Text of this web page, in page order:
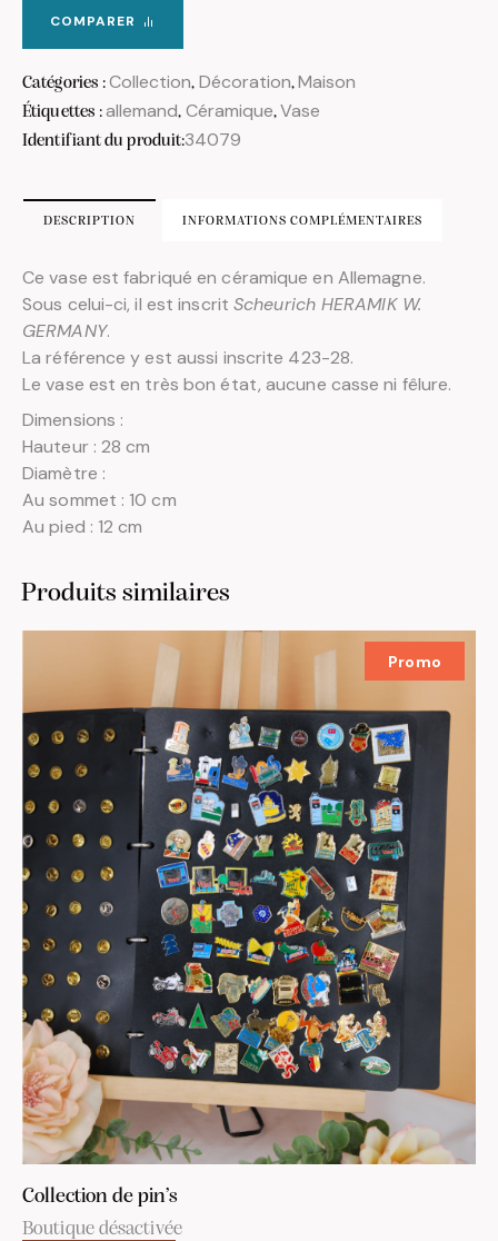
COMPARER
Catégories :Collection, Décoration,Maison
Étiquettes :allemand, Céramique,Vase
Identifiant du produit:34079
DESCRIPTION INFORMATIONS COMPLÉMENTAIRES
Ce vase est fabriqué en céramique en Allemagne.
Sous celui-ci, il est inscrit Scheurich HERAMIK W.
GERMANY.
La référence y est aussi inscrite 423-28.
Le vase est en très bon état, aucune casse ni fêlure.
Dimensions :
Hauteur : 28 cm
Diamètre :
Au sommet : 10 cm
Au pied : 12 cm
Produits similaires
Promo
Collection de pin’s
Boutique désactivée